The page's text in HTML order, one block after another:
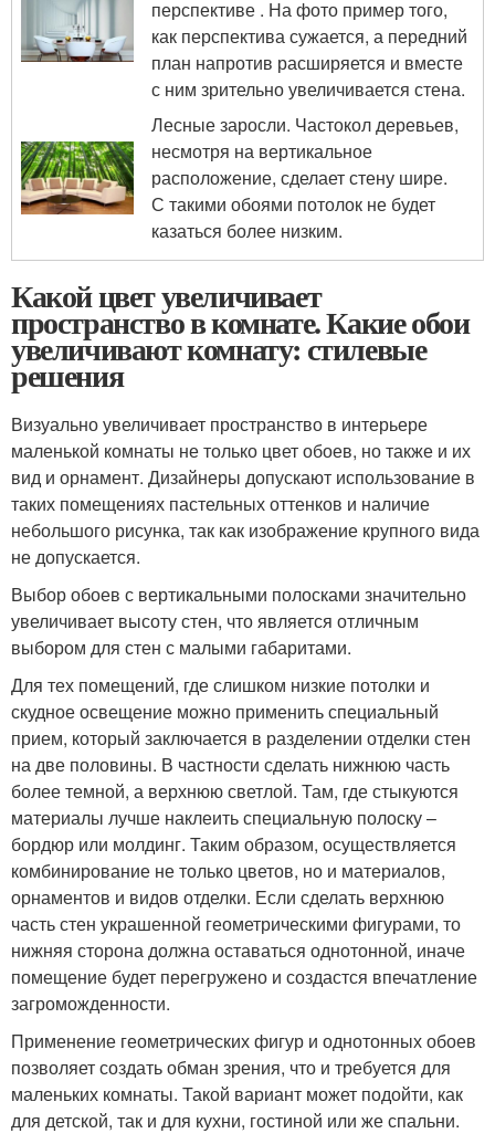
перспективе . На фото пример того,
как перспектива сужается, а передний
план напротив расширяется и вместе
с ним зрительно увеличивается стена.
Лесные заросли. Частокол деревьев,
несмотря на вертикальное
расположение, сделает стену шире.
С такими обоями потолок не будет
казаться более низким.
Какой цвет увеличивает
пространство в комнате. Какие обои
увеличивают комнату: стилевые
решения
Визуально увеличивает пространство в интерьере
маленькой комнаты не только цвет обоев, но также и их
вид и орнамент. Дизайнеры допускают использование в
таких помещениях пастельных оттенков и наличие
небольшого рисунка, так как изображение крупного вида
не допускается.
Выбор обоев с вертикальными полосками значительно
увеличивает высоту стен, что является отличным
выбором для стен с малыми габаритами.
Для тех помещений, где слишком низкие потолки и
скудное освещение можно применить специальный
прием, который заключается в разделении отделки стен
на две половины. В частности сделать нижнюю часть
более темной, а верхнюю светлой. Там, где стыкуются
материалы лучше наклеить специальную полоску –
бордюр или молдинг. Таким образом, осуществляется
комбинирование не только цветов, но и материалов,
орнаментов и видов отделки. Если сделать верхнюю
часть стен украшенной геометрическими фигурами, то
нижняя сторона должна оставаться однотонной, иначе
помещение будет перегружено и создастся впечатление
загроможденности.
Применение геометрических фигур и однотонных обоев
позволяет создать обман зрения, что и требуется для
маленьких комнаты. Такой вариант может подойти, как
для детской, так и для кухни, гостиной или же спальни.